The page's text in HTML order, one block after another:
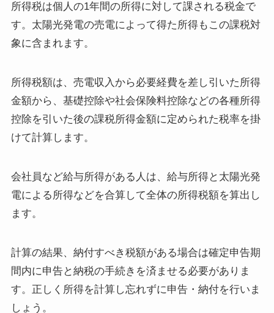
所得税は個人の1年間の所得に対して課される税金で
す。太陽光発電の売電によって得た所得もこの課税対
象に含まれます。
所得税額は、売電収入から必要経費を差し引いた所得
金額から、基礎控除や社会保険料控除などの各種所得
控除を引いた後の課税所得金額に定められた税率を掛
けて計算します。
会社員など給与所得がある人は、給与所得と太陽光発
電による所得などを合算して全体の所得税額を算出し
ます。
計算の結果、納付すべき税額がある場合は確定申告期
間内に申告と納税の手続きを済ませる必要がありま
す。正しく所得を計算し忘れずに申告・納付を行いま
しょう。